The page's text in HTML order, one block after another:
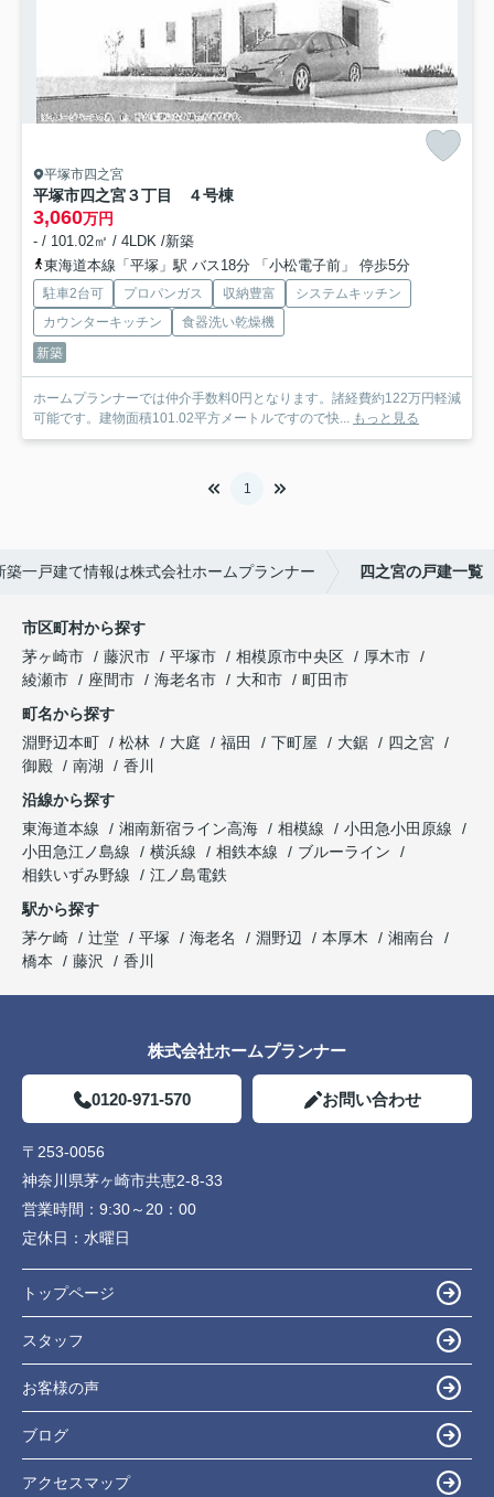
平塚市四之宮
平塚市四之宮３丁目 ４号棟
3,060万円
- / 101.02㎡ / 4LDK /新築
東海道本線「平塚」駅 バス18分 「小松電子前」 停歩5分
駐車2台可 プロパンガス 収納豊富
システムキッチン
カウンターキッチン
食器洗い乾燥機
新築
ホームプランナーでは仲介手数料0円となります。諸経費約122万円軽減
可能です。建物面積101.02平方メートルですので快... もっと見る
1
築一戸建て情報は株式会社ホームプランナー 四之宮の戸建一覧
市区町村から探す
茅ヶ崎市
藤沢市 平塚市 相模原市中央区
厚木市
綾瀬市
座間市 海老名市 大和市
町田市
町名から探す
淵野辺本町
松林 大庭 福田 下町屋 大鋸
四之宮
御殿
南湖
香川
沿線から探す
東海道本線
湘南新宿ライン高海 相模線
小田急小田原線
小田急江ノ島線
横浜線 相鉄本線
ブルーライン
相鉄いずみ野線
江ノ島電鉄
駅から探す
茅ケ崎
辻堂 平塚 海老名 淵野辺 本厚木
湘南台
橋本
藤沢 香川
株式会社ホームプランナー
0120-971-570 お問い合わせ
〒253-0056
神奈川県茅ヶ崎市共恵2-8-33
営業時間： 9:30～20：00
定休日： 水曜日
トップページ
スタッフ
お客様の声
ブログ
アクセスマップ